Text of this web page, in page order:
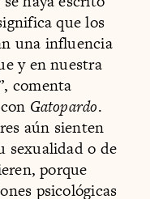
que los
una influencia
y en nuestra
comenta
Gatopardo.
aún sienten
sexualidad o de
porque
psicológicas